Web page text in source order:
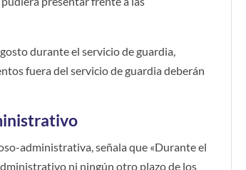
durante el servicio de guardia,
fuera del servicio de guardia deberán
administrativa, señala que «Durante el
ni ningún otro plazo de los